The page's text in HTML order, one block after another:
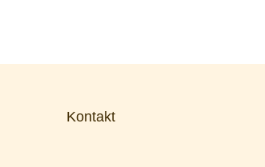
Kontakt